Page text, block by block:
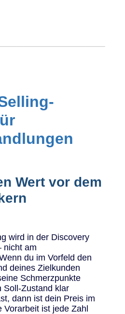
Wert vor dem
wird in der Discovery
nicht am
du im Vorfeld den
deines Zielkunden
Schmerzpunkte
Soll-Zustand klar
dann ist dein Preis im
Vorarbeit ist jede Zahl